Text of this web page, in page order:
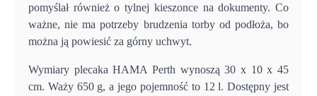
pomyślał również o tylnej kieszonce na dokumenty. Co
ważne, nie ma potrzeby brudzenia torby od podłoża, bo
można ją powiesić za górny uchwyt.
Wymiary plecaka HAMA Perth wynoszą 30 x 10 x 45
cm. Waży 650 g, a jego pojemność to 12 l. Dostępny jest